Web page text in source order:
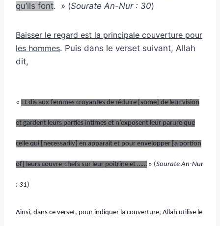
qu’ils font. » (Sourate An-Nur : 30)
Baisser le regard est la principale couverture pour
les hommes. Puis dans le verset suivant, Allah
dit,
« Et dis aux femmes croyantes de réduire [some] de leur vision
et gardent leurs parties intimes et n’exposent leur parure que
celle qui [necessarily] en apparaît et pour envelopper [a portion
of] leurs couvre-chefs sur leur poitrine et …… » (Sourate An-Nur
: 31)
Ainsi, dans ce verset, pour indiquer la couverture, Allah utilise le